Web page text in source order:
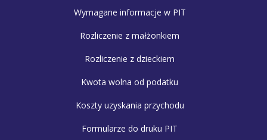
Wymagane informacje w PIT
Rozliczenie z małżonkiem
Rozliczenie z dzieckiem
Kwota wolna od podatku
Koszty uzyskania przychodu
Formularze do druku PIT